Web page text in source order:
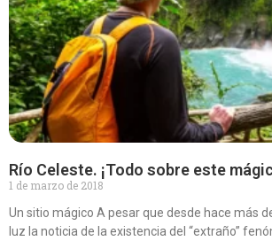
Río Celeste. ¡Todo sobre este
1 de marzo de 2018
Un sitio mágico A pesar que desde hace más
luz la noticia de la existencia del “extraño”